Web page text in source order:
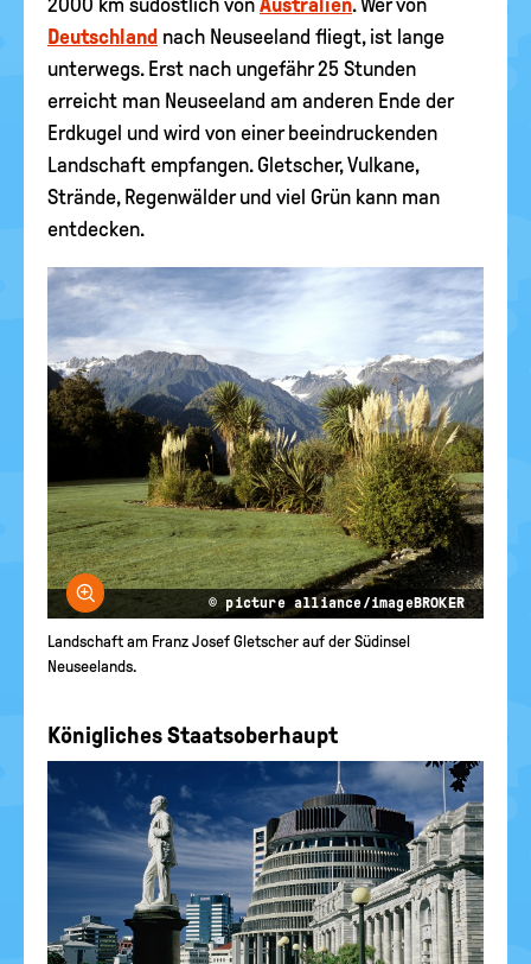
2000 km südöstlich von Australien. Wer von
Deutschland nach Neuseeland fliegt, ist lange
unterwegs. Erst nach ungefähr 25 Stunden
erreicht man Neuseeland am anderen Ende der
Erdkugel und wird von einer beeindruckenden
Landschaft empfangen. Gletscher, Vulkane,
Strände, Regenwälder und viel Grün kann man
entdecken.
Bild vergrößern
© picture alliance/imageBROKER
Landschaft am Franz Josef Gletscher auf der Südinsel
Neuseelands.
Königliches Staatsoberhaupt